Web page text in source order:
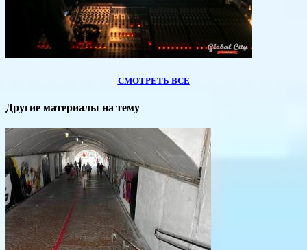
СМОТРЕТЬ ВСЕ
Другие материалы на тему